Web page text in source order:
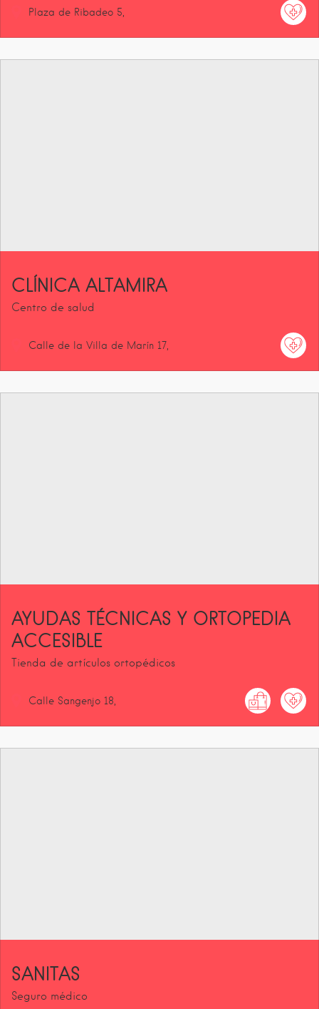
Plaza de Ribadeo 5
CLÍNICA ALTAMIRA
Centro de salud
Calle de la Villa de Marín 17
AYUDAS TÉCNICAS Y ORTOPEDIA
ACCESIBLE
Tienda de artículos ortopédicos
Calle Sangenjo 18
SANITAS
Seguro médico